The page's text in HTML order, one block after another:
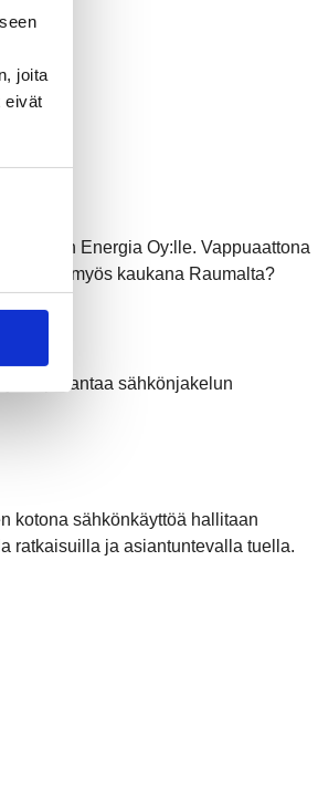
joita
eivät
Energia Oy:lle. Vappuaattona
on myös kaukana Raumalta?
parantaa sähkönjakelun
kotona sähkönkäyttöä hallitaan
ratkaisuilla ja asiantuntevalla tuella.